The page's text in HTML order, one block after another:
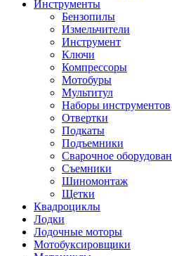
Инструменты
Бензопилы
Измельчители
Инструмент
Ключи
Компрессоры
Мотобуры
Мультитул
Наборы инструментов
Отвертки
Подкаты
Подъемники
Сварочное
Съемники
Шиномонтаж
Щетки
Квадроциклы
Лодки
Лодочные моторы
Мотобуксировщики